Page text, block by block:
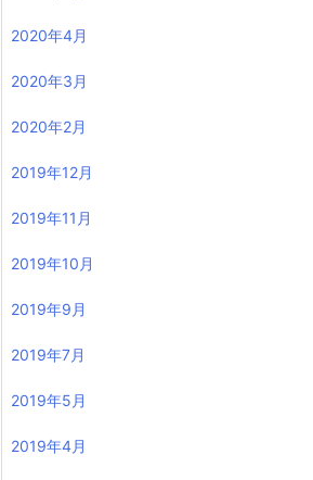
2020年4月
2020年3月
2020年2月
2019年12月
2019年11月
2019年10月
2019年9月
2019年7月
2019年5月
2019年4月